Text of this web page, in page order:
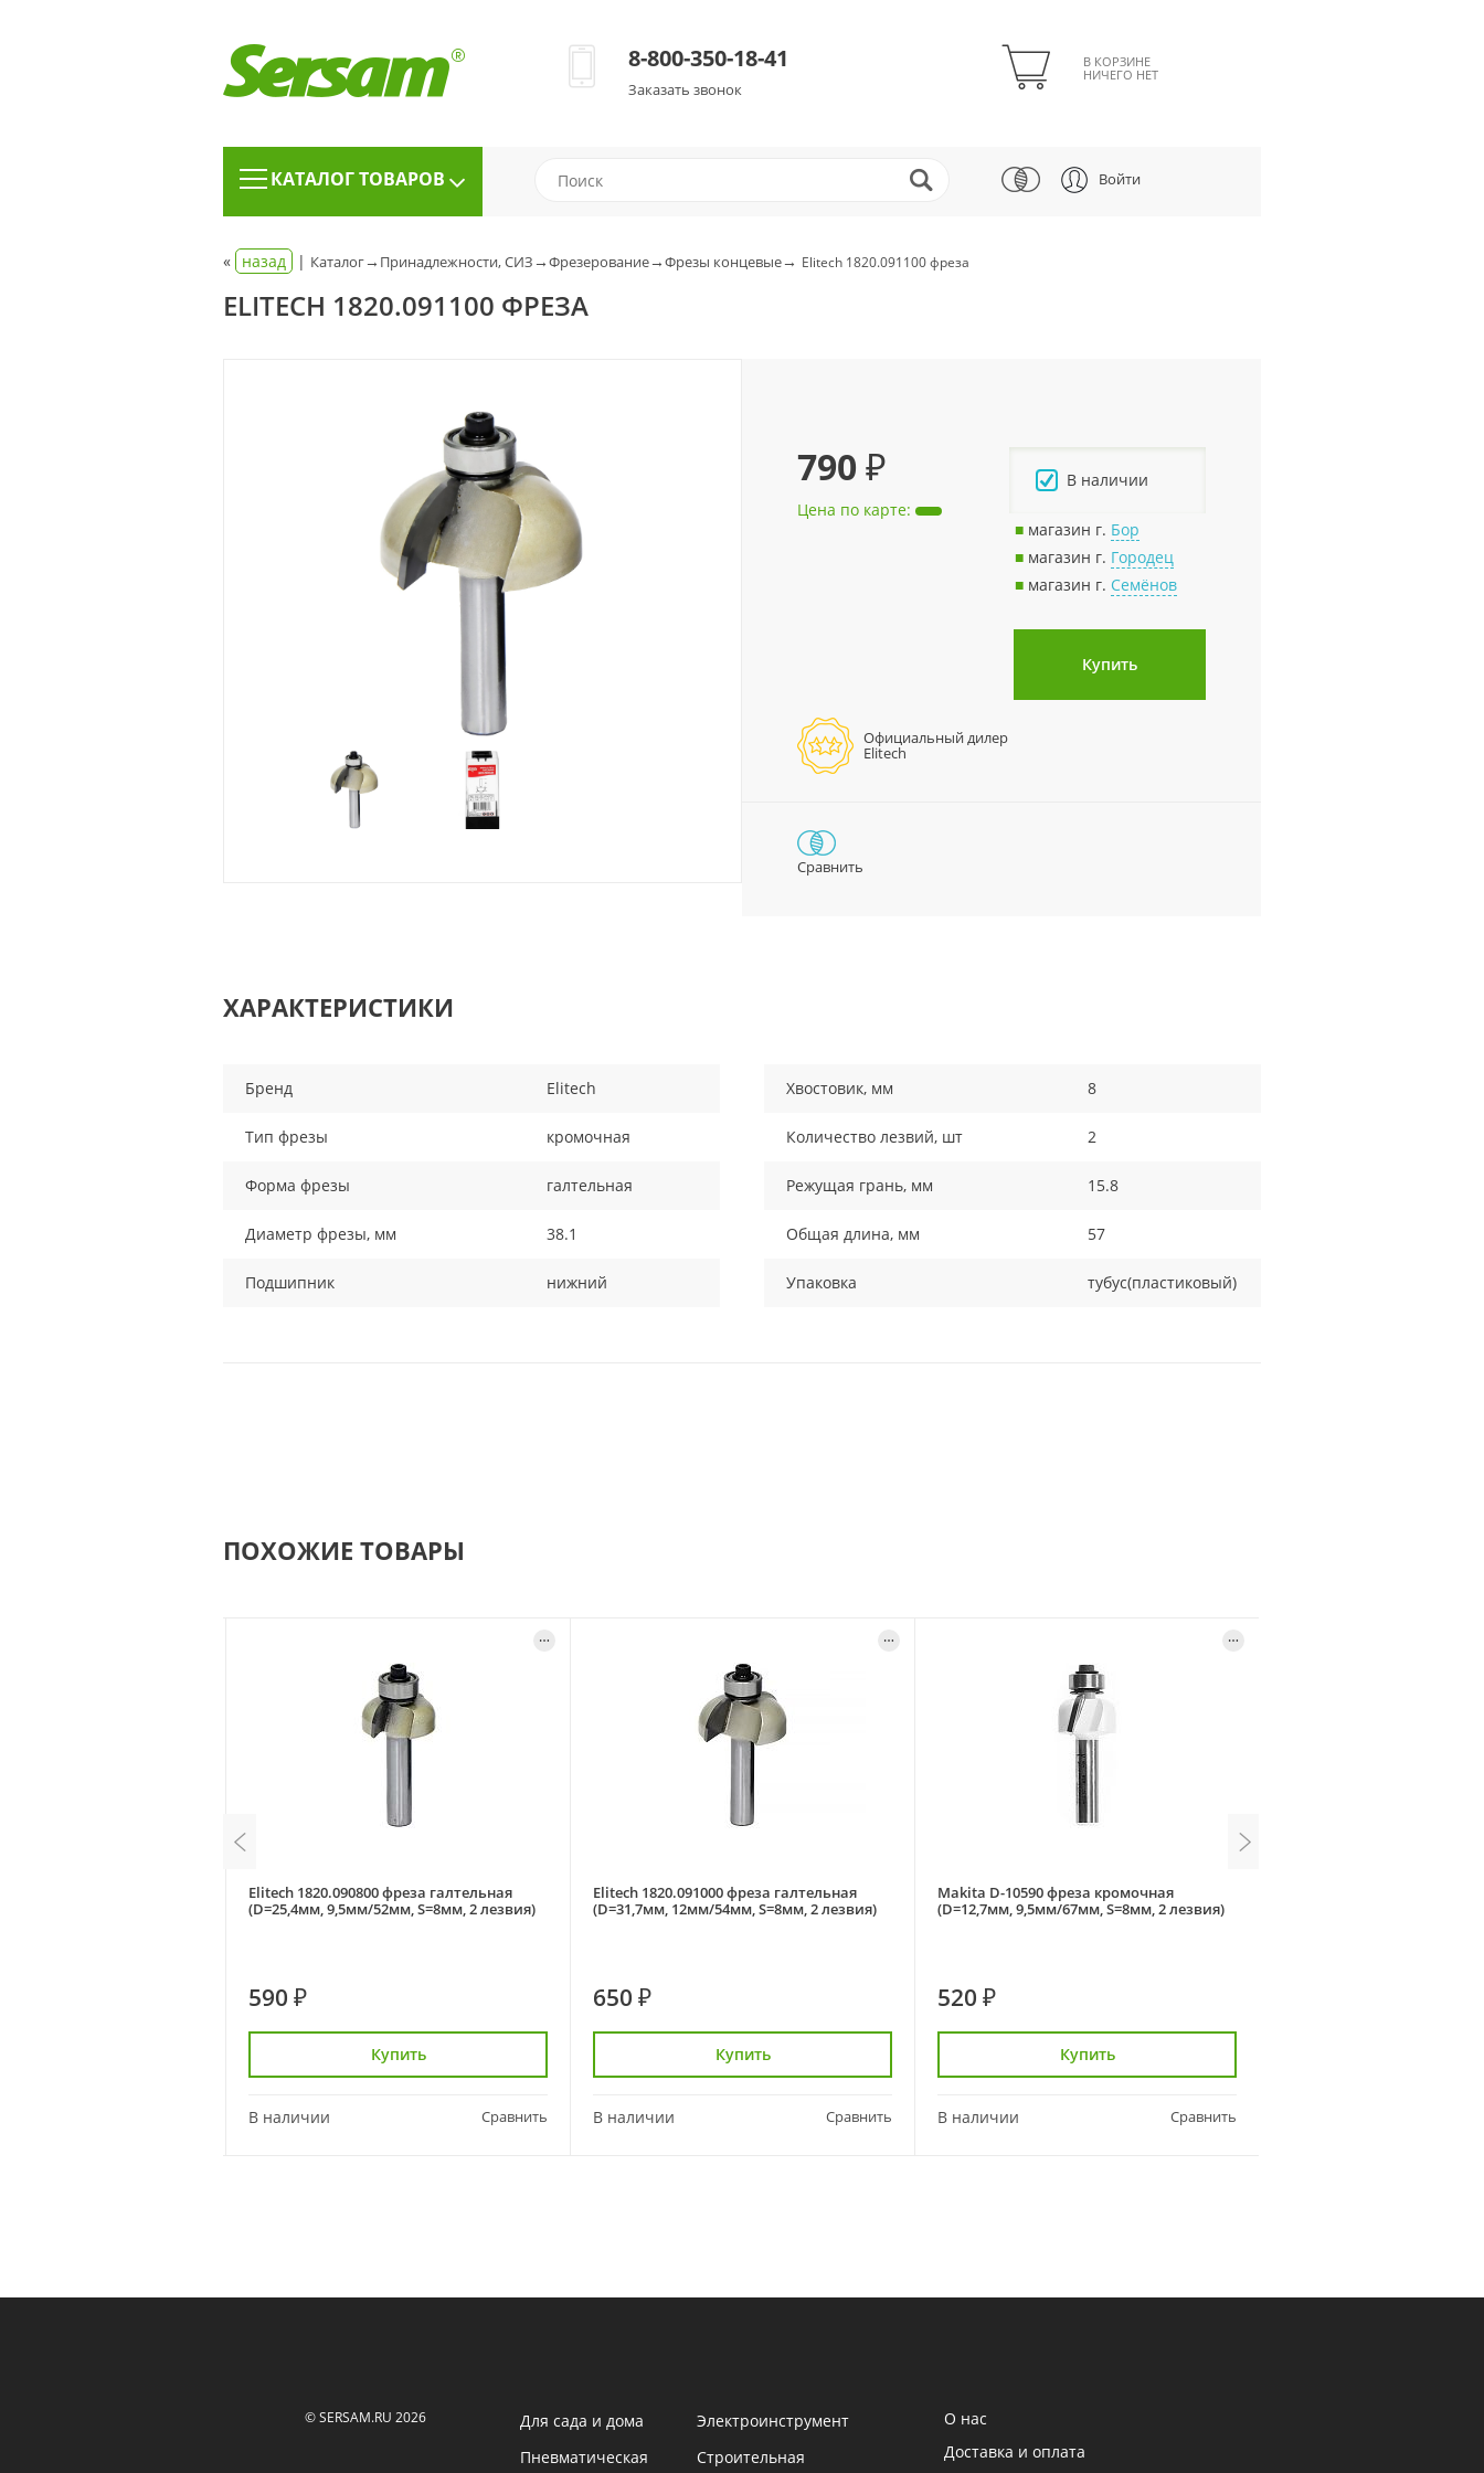
8-800-350-18-41
Заказать звонок
В КОРЗИНЕ
НИЧЕГО НЕТ
КАТАЛОГ ТОВАРОВ Войти
« назад | Каталог→ Принадлежности, СИЗ→Фрезерование→Фрезы концевые→ Elitech 1820.091100 фреза
ELITECH 1820.091100 ФРЕЗА
790 ₽
Цена по карте:
В наличии
■ магазин г. Бор
■ магазин г. Городец
■ магазин г. Семёнов
Купить
Официальный дилер
Elitech
Сравнить
ХАРАКТЕРИСТИКИ
Бренд Elitech
Тип фрезы кромочная
Форма фрезы галтельная
Диаметр фрезы, мм 38.1
Подшипник нижний
Хвостовик, мм 8
Количество лезвий, шт 2
Режущая грань, мм 15.8
Общая длина, мм 57
Упаковка тубус(пластиковый)
ПОХОЖИЕ ТОВАРЫ
Elitech 1820.090800 фреза галтельная
(D=25,4мм, 9,5мм/52мм, S=8мм, 2 лезвия)
590 ₽
Купить
В наличии Сравнить
Elitech 1820.091000 фреза галтельная
(D=31,7мм, 12мм/54мм, S=8мм, 2 лезвия)
650 ₽
Купить
В наличии Сравнить
Makita D-10590 фреза кромочная
(D=12,7мм, 9,5мм/67мм, S=8мм, 2 лезвия)
520 ₽
Купить
В наличии Сравнить
© SERSAM.RU 2026 Для сада и дома
Электроинструмент
Пневматическая
Строительная
О нас
Доставка и оплата